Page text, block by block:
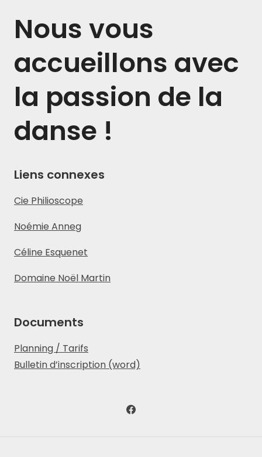
Nous vous
accueillons avec
la passion de la
danse !
Liens connexes
Cie Philioscope
Noémie Anneg
Céline Esquenet
Domaine Noël Martin
Documents
Planning / Tarifs
Bulletin d’inscription (word)